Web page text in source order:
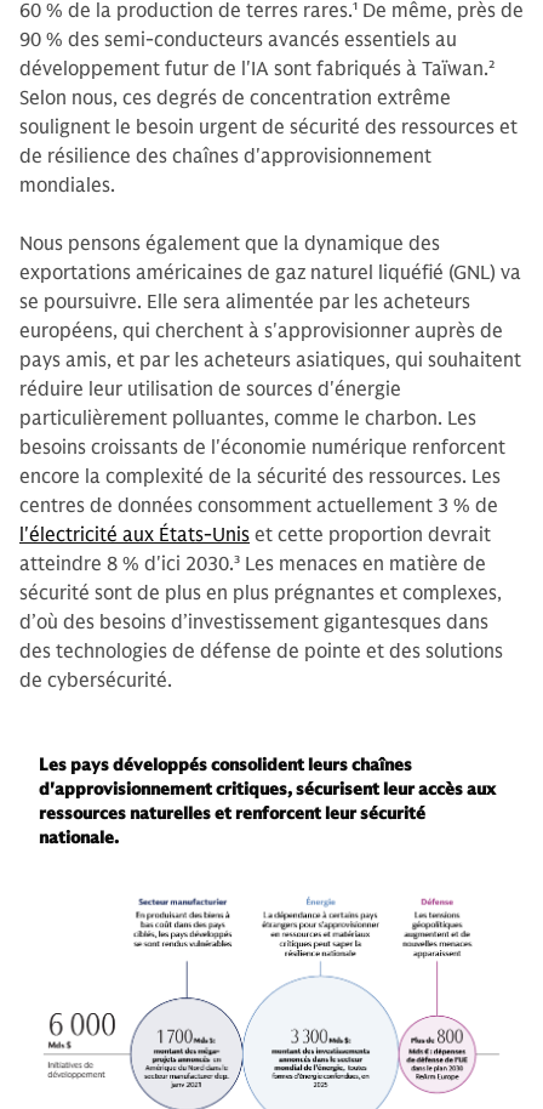
60 % de la production de terres rares.1 De même, près de
90 % des semi-conducteurs avancés essentiels au
développement futur de l'IA sont fabriqués à Taïwan.2
Selon nous, ces degrés de concentration extrême
soulignent le besoin urgent de sécurité des ressources et
de résilience des chaînes d'approvisionnement
mondiales.
Nous pensons également que la dynamique des
exportations américaines de gaz naturel liquéfié (GNL) va
se poursuivre. Elle sera alimentée par les acheteurs
européens, qui cherchent à s'approvisionner auprès de
pays amis, et par les acheteurs asiatiques, qui souhaitent
réduire leur utilisation de sources d'énergie
particulièrement polluantes, comme le charbon. Les
besoins croissants de l'économie numérique renforcent
encore la complexité de la sécurité des ressources. Les
centres de données consomment actuellement 3 % de
l'électricité aux États-Unis et cette proportion devrait
atteindre 8 % d'ici 2030.3 Les menaces en matière de
sécurité sont de plus en plus prégnantes et complexes,
d’où des besoins d’investissement gigantesques dans
des technologies de défense de pointe et des solutions
de cybersécurité.
Les pays développés consolident leurs chaînes
d'approvisionnement critiques, sécurisent leur accès aux
ressources naturelles et renforcent leur sécurité
nationale.